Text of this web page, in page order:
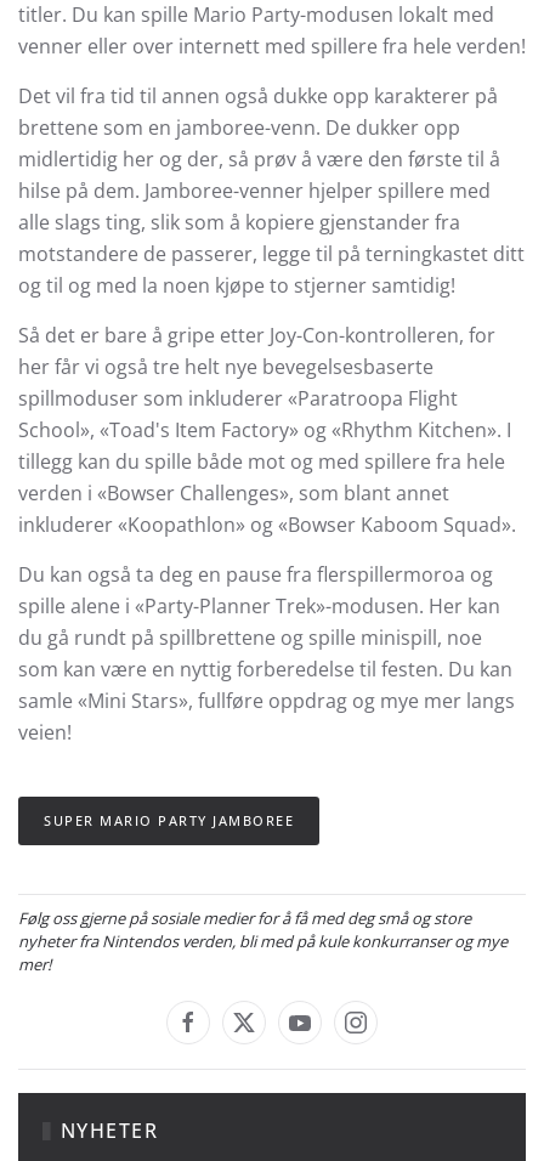
titler. Du kan spille Mario Party-modusen lokalt med
venner eller over internett med spillere fra hele verden!
Det vil fra tid til annen også dukke opp karakterer på
brettene som en jamboree-venn. De dukker opp
midlertidig her og der, så prøv å være den første til å
hilse på dem. Jamboree-venner hjelper spillere med
alle slags ting, slik som å kopiere gjenstander fra
motstandere de passerer, legge til på terningkastet ditt
og til og med la noen kjøpe to stjerner samtidig!
Så det er bare å gripe etter Joy-Con-kontrolleren, for
her får vi også tre helt nye bevegelsesbaserte
spillmoduser som inkluderer «Paratroopa Flight
School», «Toad's Item Factory» og «Rhythm Kitchen». I
tillegg kan du spille både mot og med spillere fra hele
verden i «Bowser Challenges», som blant annet
inkluderer «Koopathlon» og «Bowser Kaboom Squad».
Du kan også ta deg en pause fra flerspillermoroa og
spille alene i «Party-Planner Trek»-modusen. Her kan
du gå rundt på spillbrettene og spille minispill, noe
som kan være en nyttig forberedelse til festen. Du kan
samle «Mini Stars», fullføre oppdrag og mye mer langs
veien!
SUPER MARIO PARTY JAMBOREE
Følg oss gjerne på sosiale medier for å få med deg små og store
nyheter fra Nintendos verden, bli med på kule konkurranser og mye
mer!
NYHETER